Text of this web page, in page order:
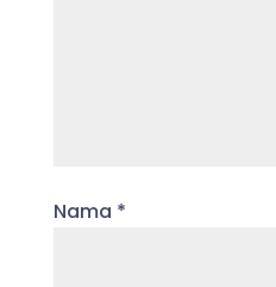
Nama *